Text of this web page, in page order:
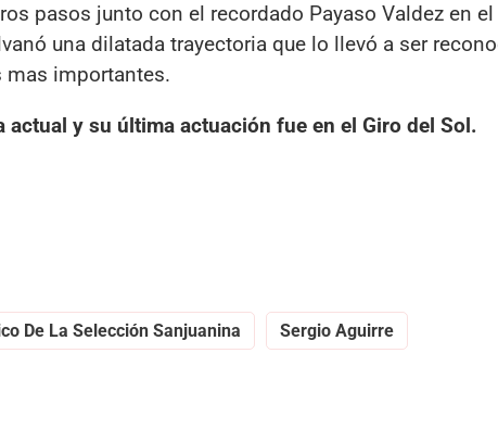
pasos junto con el recordado Payaso Valdez en
una dilatada trayectoria que lo llevó a ser
importantes.
y su última actuación fue en el Giro del Sol.
De La Selección Sanjuanina Sergio Aguirre